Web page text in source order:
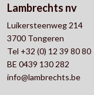
Lambrechts nv
Luikersteenweg 214
3700 Tongeren
Tel +32 (0) 12 39 80 80
BE 0439 130 282
info@lambrechts.be